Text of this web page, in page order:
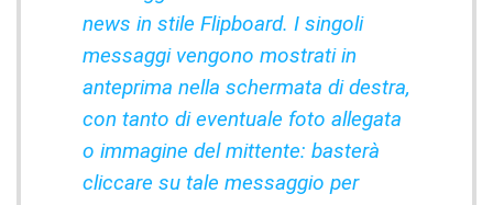
news in stile Flipboard. I singoli
messaggi vengono mostrati in
anteprima nella schermata di destra,
con tanto di eventuale foto allegata
o immagine del mittente: basterà
cliccare su tale messaggio per